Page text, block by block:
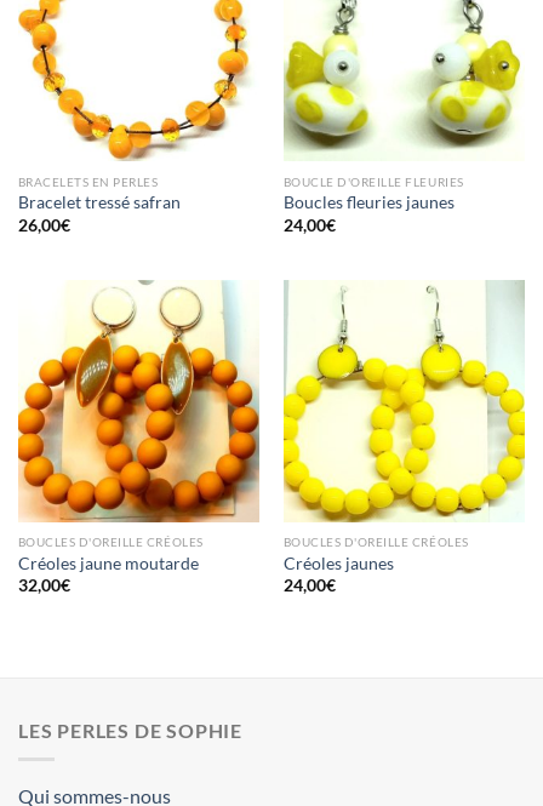
BRACELETS EN PERLES
Bracelet tressé safran
26,00€
BOUCLE D'OREILLE FLEURIES
Boucles fleuries jaunes
24,00€
BOUCLES D'OREILLE CRÉOLES
Créoles jaune moutarde
32,00€
BOUCLES D'OREILLE CRÉOLES
Créoles jaunes
24,00€
LES PERLES DE SOPHIE
Qui sommes-nous